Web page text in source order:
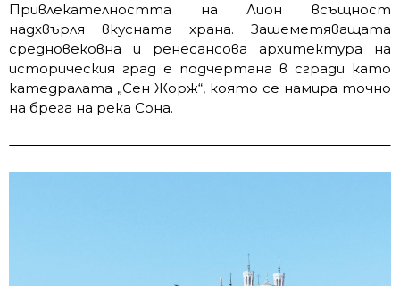
Привлекателността на Лион всъщност
надхвърля вкусната храна. Зашеметяващата
средновековна и ренесансова архитектура на
историческия град е подчертана в сгради като
катедралата „Сен Жорж“, която се намира точно
на брега на река Сона.